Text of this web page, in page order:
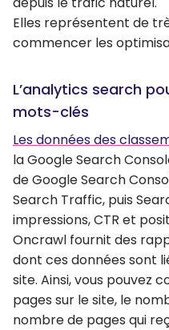
Elles représentent de
commencer les
L’analytics search
mots-clés
Les données des
la Google Search
de Google Search
Search Traffic, puis
impressions, CTR et
Oncrawl fournit des
dont ces données sont
site. Ainsi, vous pouvez
pages sur le site, le
nombre de pages qui